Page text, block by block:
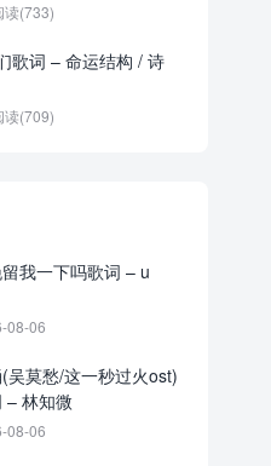
读(733)
歌词 – 命运结构 / 诗
读(709)
我一下吗歌词 – u
08-06
吴莫愁/这一秒过火ost)
– 林知微
08-06